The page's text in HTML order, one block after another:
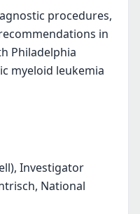
procedures,
in
Philadelphia
myeloid leukemia
Investigator
National